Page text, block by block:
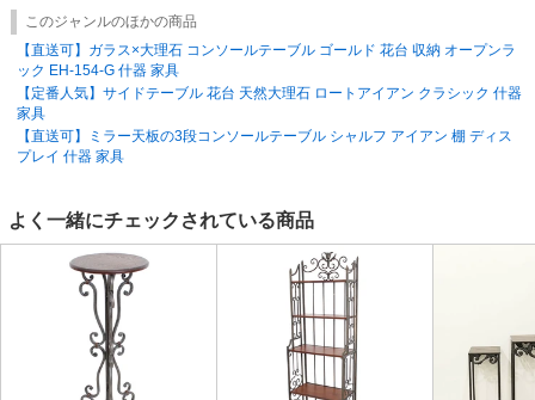
■製造加工の際、アイアンの中に砂を使用します。
検品後出荷しておりますが、残った砂が底から出てくることがございま
す。
■国内到着後、開封検品し、海外の品質基準を満たしているものを確認の
上、販売しております。
インポート製品は日本製品の品質基準とは異なりますことをご了承の上お
買い求めください。
このジャンルのほかの商品
【直送可】ガラス×大理石 コンソールテーブル ゴールド 花台 収納 オープンラ
ック EH-154-G 什器 家具
【定番人気】サイドテーブル 花台 天然大理石 ロートアイアン クラシック 什器
家具
【直送可】ミラー天板の3段コンソールテーブル シャルフ アイアン 棚 ディス
プレイ 什器 家具
よく一緒にチェックされている商品